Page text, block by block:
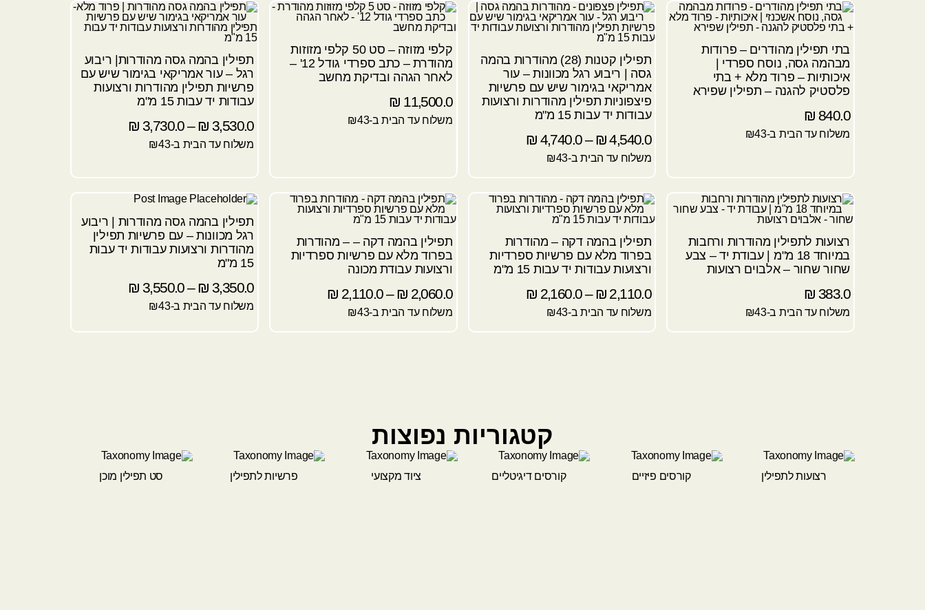
בתי תפילין מהודרים – פרודות
מבהמה גסה, נוסח ספרדי |
איכותיות – פרוד מלא + בתי
פלסטיק להגנה – תפילין שפירא
840.0
₪
משלוח עד הבית ב-₪43
תפילין קטנות (28) מהודרות בהמה
גסה | ריבוע רגל מכוונות – עור
אמריקאי בגימור שיש עם פרשיות
פיצפוניות תפילין מהודרות ורצועות
עבודות יד עבות 15 מ"מ
4,540.0
₪
–
4,740.0
₪
משלוח עד הבית ב-₪43
קלפי מזוזה – סט 50 קלפי מזוזות
מהודרת – כתב ספרדי גודל 12' –
לאחר הגהה ובדיקת מחשב
11,500.0
₪
משלוח עד הבית ב-₪43
תפילין בהמה גסה מהודרות| ריבוע
רגל – עור אמריקאי בגימור שיש עם
פרשיות תפילין מהודרות ורצועות
עבודות יד עבות 15 מ"מ
3,530.0
₪
–
3,730.0
₪
משלוח עד הבית ב-₪43
רצועות לתפילין מהודרות ורחבות
במיוחד 18 מ"מ | עבודת יד – צבע
שחור שחור – אלבוים רצועות
383.0
₪
משלוח עד הבית ב-₪43
תפילין בהמה דקה – מהודרות
בפרוד מלא עם פרשיות ספרדיות
ורצועות עבודות יד עבות 15 מ"מ
2,110.0
₪
–
2,160.0
₪
משלוח עד הבית ב-₪43
תפילין בהמה דקה – – מהודרות
בפרוד מלא עם פרשיות ספרדיות
ורצועות עבודת מכונה
2,060.0
₪
–
2,110.0
₪
משלוח עד הבית ב-₪43
תפילין בהמה גסה מהודרות | ריבוע
רגל מכוונות – עם פרשיות תפילין
מהודרות ורצועות עבודות יד עבות
15 מ"מ
3,350.0
₪
–
3,550.0
₪
משלוח עד הבית ב-₪43
קטגוריות נפוצות
רצועות לתפילין קורסים פיזיים קורסים דיגיטליים ציוד מקצועי פרשיות לתפילין סט תפילין מוכן